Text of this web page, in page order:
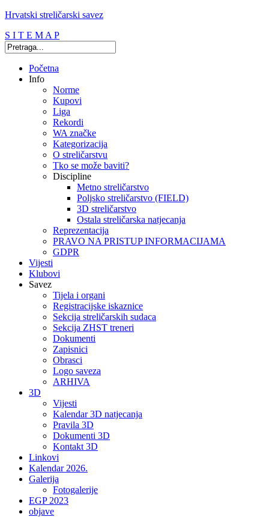
Hrvatski streličarski savez
S I T E M A P
Početna
Info
Norme
Kupovi
Liga
Rekordi
WA značke
Kategorizacija
O streličarstvu
Tko se može baviti?
Discipline
Metno streličarstvo
Poljsko streličarstvo (FIELD)
3D streličarstvo
Ostala streličarska natjecanja
Reprezentacija
PRAVO NA PRISTUP INFORMACIJAMA
GDPR
Vijesti
Klubovi
Savez
Tijela i organi
Registracijske iskaznice
Sekcija streličarskih sudaca
Sekcija ZHST treneri
Dokumenti
Zapisnici
Obrasci
Logo saveza
ARHIVA
3D
Vijesti
Kalendar 3D natjecanja
Pravila 3D
Dokumenti 3D
Kontakt 3D
Linkovi
Kalendar 2026.
Galerija
Fotogalerije
EGP 2023
objave